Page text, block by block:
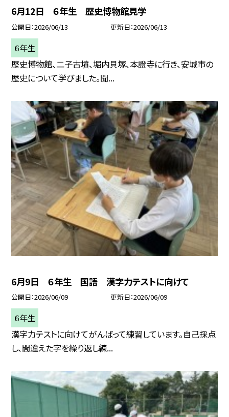
6月12日 ６年生 歴史博物館見学
公開日 2026/06/13 更新日 2026/06/13
６年生
歴史博物館、二子古墳、堀内貝塚、本證寺に行き、安城市の
歴史について学びました。聞...
6月9日 ６年生 国語 漢字力テストに向けて
公開日 2026/06/09 更新日 2026/06/09
６年生
漢字力テストに向けてがんばって練習しています。自己採点
し、間違えた字を繰り返し練...